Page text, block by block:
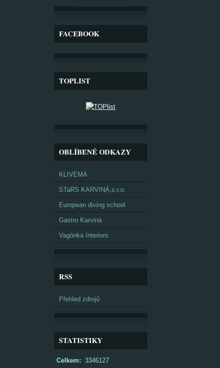
FACEBOOK
TOPLIST
OBLÍBENÉ ODKAZY
KLIVEMA
STaRS KARVINÁ,s.r.o.
European diving school
Gastro Karviná
Vagónka Interiors
RSS
Přehled zdrojů
STATISTIKY
Celkem: 3346127